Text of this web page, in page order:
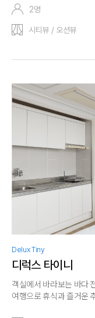
2명
시티뷰 / 오션뷰
Delux Tiny
디럭스 타이니
객실에서 바라보는 바다
여행으로 휴식과 즐거운